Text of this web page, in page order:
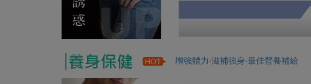
增強體力‧滋補強身‧最佳營養補給